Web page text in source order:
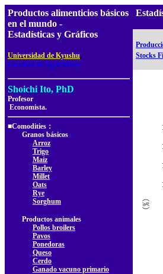
Productos alimenticios básicos
en el mundo -
Estadísticas y Gráficos
Universidad de Kyushu,
Facultad de Agricultura
Shoichi Ito, PhD
Profesor
Economista.
■Comodities：
Granos básicos
Arroz
Trigo
Maíz
Barley
Millet
Oats
Rye
Sorghum
Productos animales
Pollos broilers
Pavos
Ponedoras
Queso
Cerdo
Ganado vacuno primario
Stocks